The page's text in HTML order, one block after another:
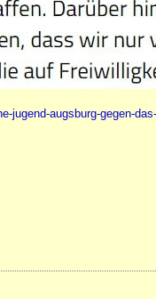
jugend-augsburg-gegen-